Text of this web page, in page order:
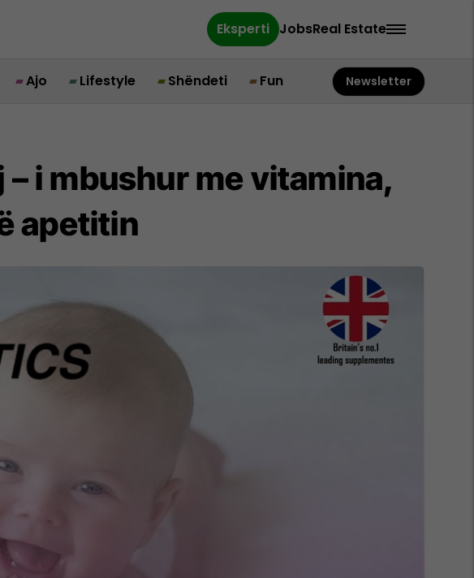
Eksperti JobsReal Estate
Ajo Lifestyle Shëndeti Fun Newsletter
i mbushur me vitamina,
apetitin